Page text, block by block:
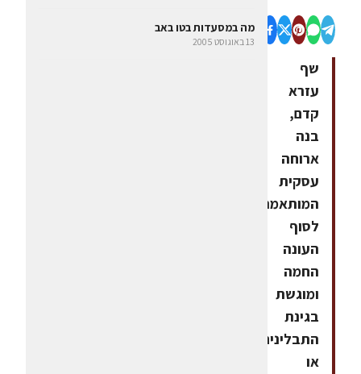
שף
עזרא
קדם,
בנה
ארוחה
עסקית
המותאמת
לסוף
העונה
החמה
ומוגשת
בגינת
התבלינים
או
מה במסעדות בטו באב
13 באוגוסט 2005